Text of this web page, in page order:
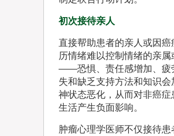
初次接待亲人
直接帮助患者的亲人或因癌
历情绪难以控制情绪的亲属
——恐惧、责任感增加、疲
失和缺乏支持方法和知识会
神状态恶化，从而对非癌症
生活产生负面影响。
肿瘤心理学医师不仅接待患